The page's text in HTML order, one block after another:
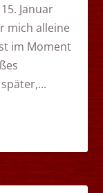
Januar
mich alleine
im Moment